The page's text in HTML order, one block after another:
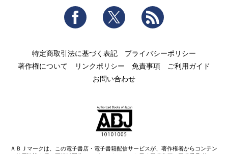
Facebook Twitter
特定商取引法に基づく表記
プライバシーポリシー
著作権について
リンクポリシー 免責事項
ご利用ガイド
お問い合わせ
ＡＢＪマークは、この電子書店・電子書籍配信サービスが、著作権者からコンテン